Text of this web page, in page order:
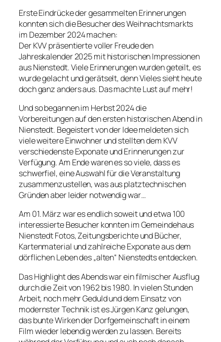
Erste Eindrücke der gesammelten Erinnerungen
konnten sich die Besucher des Weihnachtsmarkts
im Dezember 2024 machen:
Der KVV präsentierte voller Freude den
Jahreskalender 2025 mit historischen Impressionen
aus Nienstedt. Viele Erinnerungen wurden geteilt, es
wurde gelacht und gerätselt, denn Vieles sieht heute
doch ganz anders aus. Das machte Lust auf mehr!
Und so begannen im Herbst 2024 die
Vorbereitungen auf den ersten historischen Abend in
Nienstedt. Begeistert von der Idee meldeten sich
viele weitere Einwohner und stellten dem KVV
verschiedenste Exponate und Erinnerungen zur
Verfügung. Am Ende waren es so viele, dass es
schwerfiel, eine Auswahl für die Veranstaltung
zusammenzustellen, was aus platztechnischen
Gründen aber leider notwendig war…
Am 01. März war es endlich soweit und etwa 100
interessierte Besucher konnten im Gemeindehaus
Nienstedt Fotos, Zeitungsberichte und Bücher,
Kartenmaterial und zahlreiche Exponate aus dem
dörflichen Leben des „alten“ Nienstedts entdecken.
Das Highlight des Abends war ein filmischer Ausflug
durch die Zeit von 1962 bis 1980. In vielen Stunden
Arbeit, noch mehr Geduld und dem Einsatz von
modernster Technik ist es Jürgen Kanz gelungen,
das bunte Wirken der Dorfgemeinschaft in einem
Film wieder lebendig werden zu lassen. Bereits